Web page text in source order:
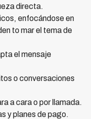
directa.
enfocándose en
to mar el tema de
el mensaje
o conversaciones
a cara o por llamada.
y planes de pago.